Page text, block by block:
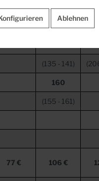
110 135
-111) (130-136)
(135 - 141)
160
(155 - 161)
77 € 106 €
Ablehnen